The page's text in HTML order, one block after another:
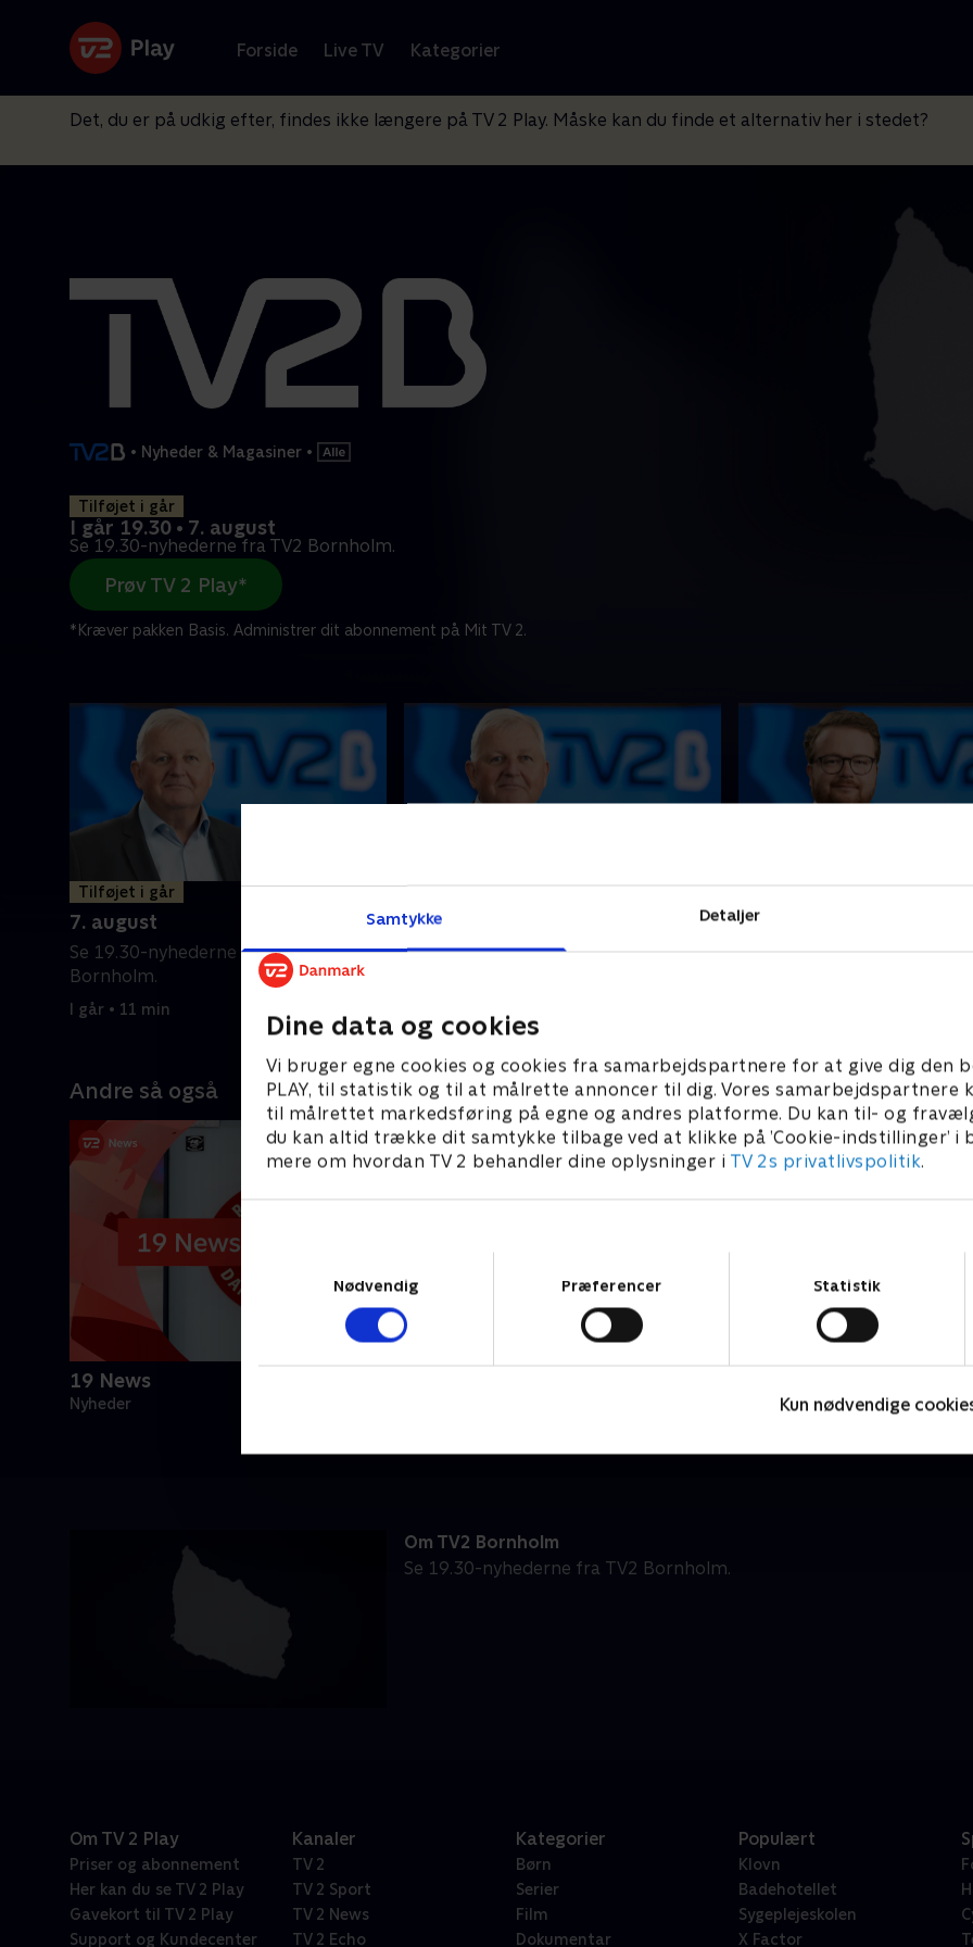
Samtykke Detaljer
Dine data og cookies
Vi bruger egne cookies og cookies fra samarbejdspartnere for at give dig den
PLAY, til statistik og til at målrette annoncer til dig. Vores samarbejdspartnere
til målrettet markedsføring på egne og andres platforme. Du kan til- og
du kan altid trække dit samtykke tilbage ved at klikke på ’Cookie-indstillinger’ i
mere om hvordan TV 2 behandler dine oplysninger i TV 2s privatlivspolitik.
Nødvendig
Præferencer Statistik
Kun nødvendige
Forside Live TV Kategorier
Det, du er på udkig efter, findes ikke længere på TV 2 Play. Måske kan du finde et alternativ her i stedet?
• Nyheder & Magasiner •
Tilføjet i går
I går 19.30 • 7. august
Se 19.30-nyhederne fra TV2 Bornholm.
Prøv TV 2 Play*
*Kræver pakken Basis. Administrer dit abonnement på Mit TV 2.
Tilføjet i går
7. august
Se 19.30-nyhederne fra TV2
Bornholm.
I går • 11 min
Se 19.30-nyhederne fra TV2
Bornholm.
Se 19.30-nyhederne fra TV2
Andre så også
19 News
Nyheder
Om TV2 Bornholm
Se 19.30-nyhederne fra TV2 Bornholm.
Om TV 2 Play
Priser og abonnement
Her kan du se TV 2 Play
Gavekort til TV 2 Play
Support og Kundecenter
Kanaler
TV 2
TV 2 Sport
TV 2 News
TV 2 Echo
Kategorier
Børn
Serier
Film
Dokumentar
Populært
Klovn
Badehotellet
Sygeplejeskolen
X Factor